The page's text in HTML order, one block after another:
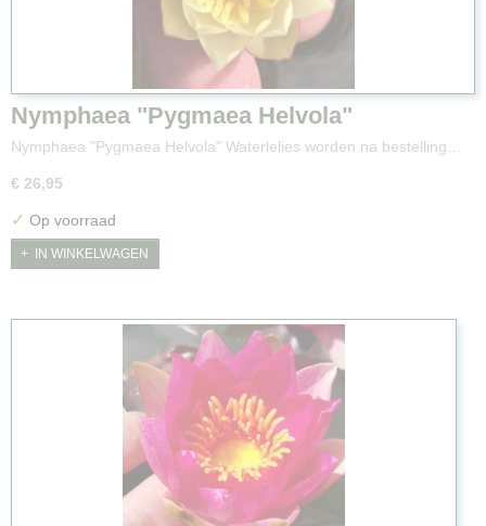
Nymphaea "Pygmaea Helvola"
Nymphaea "Pygmaea Helvola" Waterlelies worden na bestelling…
€ 26,95
✓ Op voorraad
IN WINKELWAGEN